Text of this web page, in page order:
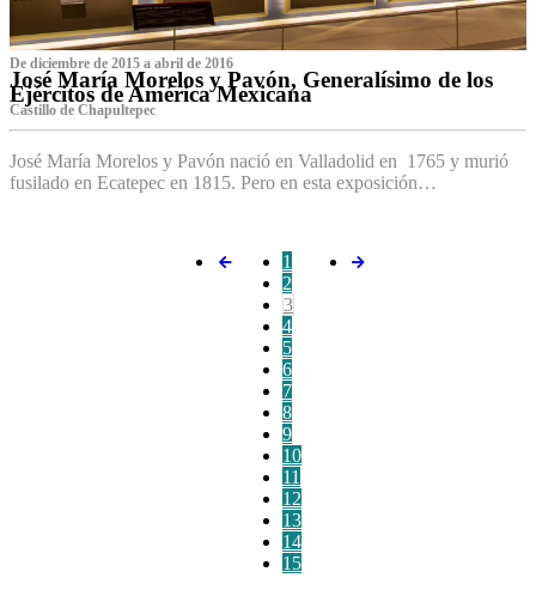
De diciembre de 2015 a abril de 2016
José María Morelos y Pavón, Generalísimo de los
Ejércitos de América Mexicana
C‌astillo de Chapultepec
José María Morelos y Pavón nació en Valladolid en 1765 y murió
fusilado en Ecatepec en 1815. Pero en esta exposición…
1
2
3
4
5
6
7
8
9
10
11
12
13
14
15